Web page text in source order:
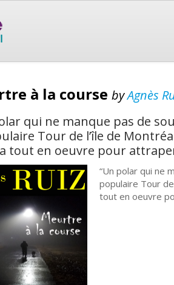
à la course byAgnès
qui ne manque pas de
Tour de l’île de
tout en oeuvre pour attraper
“Un polar qui ne
populaire Tour
tout en oeuvre